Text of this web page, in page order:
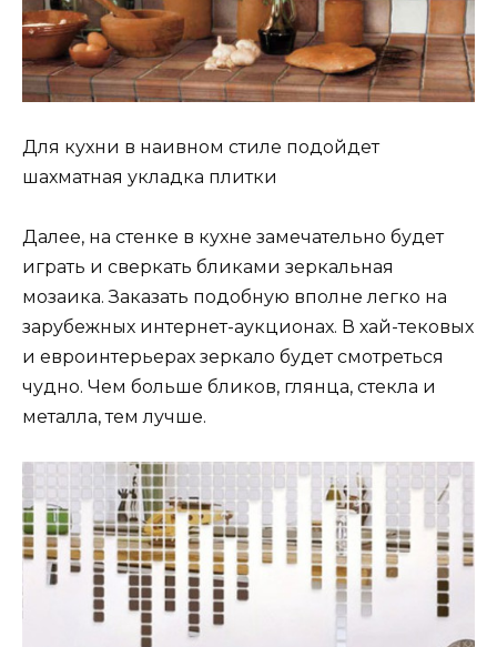
Для кухни в наивном стиле подойдет
шахматная укладка плитки
Далее, на стенке в кухне замечательно будет
играть и сверкать бликами зеркальная
мозаика. Заказать подобную вполне легко на
зарубежных интернет-аукционах. В хай-тековых
и евроинтерьерах зеркало будет смотреться
чудно. Чем больше бликов, глянца, стекла и
металла, тем лучше.